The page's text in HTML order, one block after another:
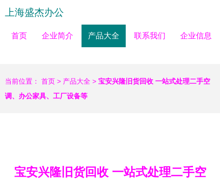
上海盛杰办公
首页 企业简介 产品大全 联系我们 企业信息
当前位置： 首页 > 产品大全 > 宝安兴隆旧货回收 一站式处理二手空
调、办公家具、工厂设备等
宝安兴隆旧货回收 一站式处理二手空